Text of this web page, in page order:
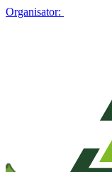
Organisator: